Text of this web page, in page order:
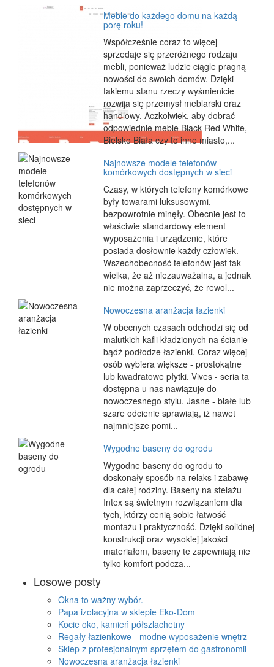
Meble do każdego domu na każdą
porę roku!
Współcześnie coraz to więcej
sprzedaje się przeróżnego rodzaju
mebli, ponieważ ludzie ciągle pragną
nowości do swoich domów. Dzięki
takiemu stanu rzeczy wyśmienicie
rozwija się przemysł meblarski oraz
handlowy. Aczkolwiek, aby dobrać
odpowiednie meble Black Red White,
Bielsko Biała czy to inne miasto,...
Najnowsze modele telefonów
komórkowych dostępnych w sieci
Czasy, w których telefony komórkowe
były towarami luksusowymi,
bezpowrotnie minęły. Obecnie jest to
właściwie standardowy element
wyposażenia i urządzenie, które
posiada dosłownie każdy człowiek.
Wszechobecność telefonów jest tak
wielka, że aż niezauważalna, a jednak
nie można zaprzeczyć, że rewol...
Nowoczesna aranżacja łazienki
W obecnych czasach odchodzi się od
malutkich kafli kładzionych na ścianie
bądź podłodze łazienki. Coraz więcej
osób wybiera większe - prostokątne
lub kwadratowe płytki. Vives - seria ta
dostępna u nas nawiązuje do
nowoczesnego stylu. Jasne - białe lub
szare odcienie sprawiają, iż nawet
najmniejsze pomi...
Wygodne baseny do ogrodu
Wygodne baseny do ogrodu to
doskonały sposób na relaks i zabawę
dla całej rodziny. Baseny na stelażu
Intex są świetnym rozwiązaniem dla
tych, którzy cenią sobie łatwość
montażu i praktyczność. Dzięki solidnej
konstrukcji oraz wysokiej jakości
materiałom, baseny te zapewniają nie
tylko komfort podcza...
Losowe posty
Okna to ważny wybór.
Papa izolacyjna w sklepie Eko-Dom
Kocie oko, kamień półszlachetny
Regały łazienkowe - modne wyposażenie wnętrz
Sklep z profesjonalnym sprzętem do gastronomii
Nowoczesna aranżacja łazienki